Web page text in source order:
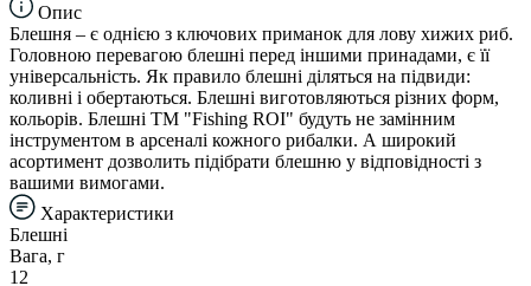
Опис
Блешня – є однією з ключових приманок для лову хижих риб.
Головною перевагою блешні перед іншими принадами, є її
універсальність. Як правило блешні діляться на підвиди:
коливні і обертаються. Блешні виготовляються різних форм,
кольорів. Блешні TM "Fishing ROI" будуть не замінним
інструментом в арсеналі кожного рибалки. А широкий
асортимент дозволить підібрати блешню у відповідності з
вашими вимогами.
Характеристики
Блешні
Вага, г
12